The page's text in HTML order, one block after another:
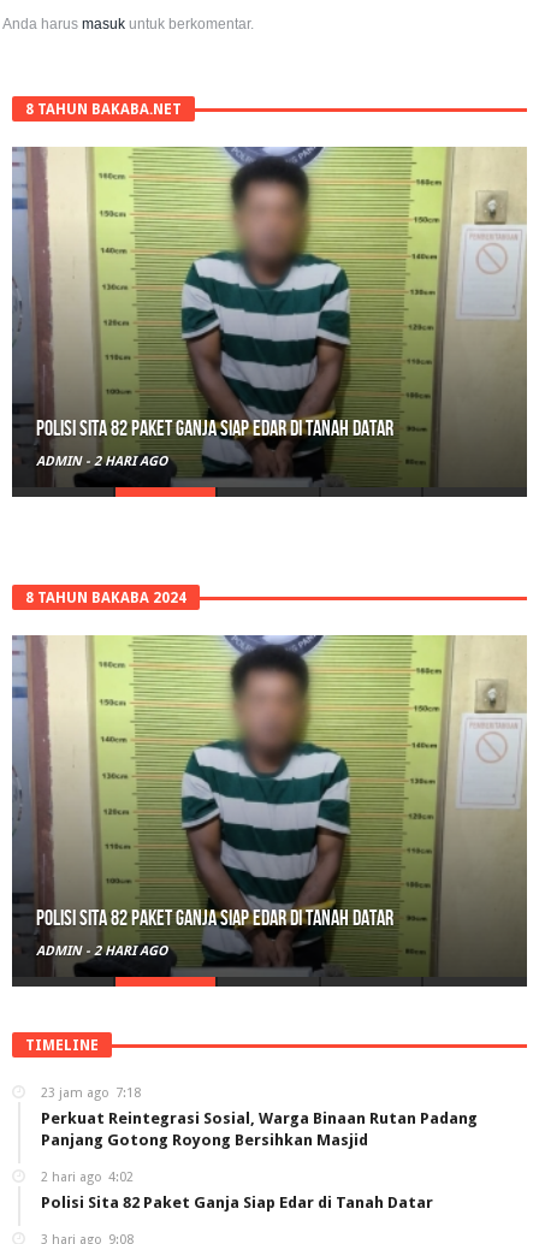
Anda harusmasuk untuk berkomentar.
8 TAHUN BAKABA.NET
Polisi Sita 82 Paket Ganja Siap Edar di Tanah Datar
ADMIN - 2 HARI AGO
8 TAHUN BAKABA 2024
Polisi Sita 82 Paket Ganja Siap Edar di Tanah Datar
ADMIN - 2 HARI AGO
TIMELINE
23 jam ago 7:18
Perkuat Reintegrasi Sosial, Warga Binaan Rutan Padang
Panjang Gotong Royong Bersihkan Masjid
2 hari ago 4:02
Polisi Sita 82 Paket Ganja Siap Edar di Tanah Datar
3 hari ago 9:08